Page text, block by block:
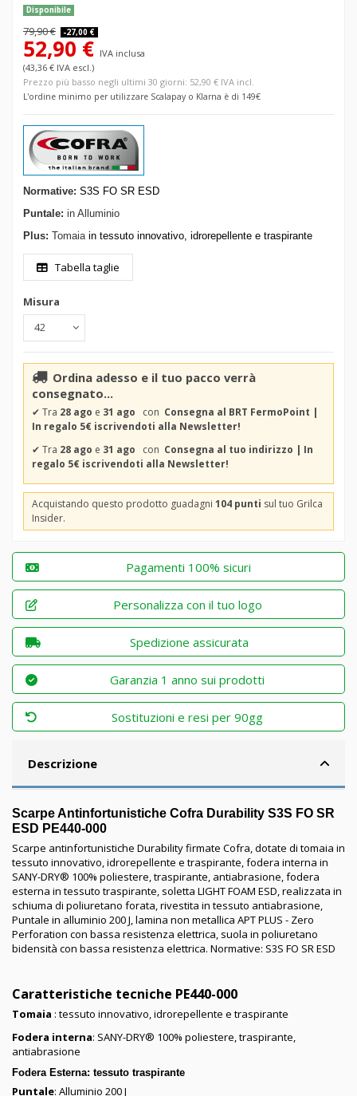
Disponibile
79,90 € -27,00 €
52,90 € IVA inclusa
(43,36 € IVA escl.)
Prezzo più basso negli ultimi 30 giorni: 52,90 € IVA incl.
L'ordine minimo per utilizzare Scalapay o Klarna è di 149€
Normative: S3S FO SR ESD
Puntale: in Alluminio
Plus: Tomaia in tessuto innovativo, idrorepellente e traspirante
Tabella taglie
Misura
Ordina adesso e il tuo pacco verrà
consegnato...
✔ Tra 28 ago e 31 ago con Consegna al BRT FermoPoint |
In regalo 5€ iscrivendoti alla Newsletter!
✔ Tra 28 ago e 31 ago con Consegna al tuo indirizzo | In
regalo 5€ iscrivendoti alla Newsletter!
Acquistando questo prodotto guadagni 104 punti sul tuo Grilca
Insider.
Pagamenti 100% sicuri
Personalizza con il tuo logo
Spedizione assicurata
Garanzia 1 anno sui prodotti
Sostituzioni e resi per 90gg
Descrizione
Scarpe Antinfortunistiche Cofra Durability S3S FO SR
ESD PE440-000
Scarpe antinfortunistiche Durability firmate Cofra, dotate di tomaia in
tessuto innovativo, idrorepellente e traspirante, fodera interna in
SANY-DRY® 100% poliestere, traspirante, antiabrasione, fodera
esterna in tessuto traspirante, soletta LIGHT FOAM ESD, realizzata in
schiuma di poliuretano forata, rivestita in tessuto antiabrasione,
Puntale in alluminio 200 J, lamina non metallica APT PLUS - Zero
Perforation con bassa resistenza elettrica, suola in poliuretano
bidensità con bassa resistenza elettrica. Normative: S3S FO SR ESD
Caratteristiche tecniche PE440-000
Tomaia : tessuto innovativo, idrorepellente e traspirante
Fodera interna: SANY-DRY® 100% poliestere, traspirante,
antiabrasione
Fodera Esterna: tessuto traspirante
Puntale: Alluminio 200 J